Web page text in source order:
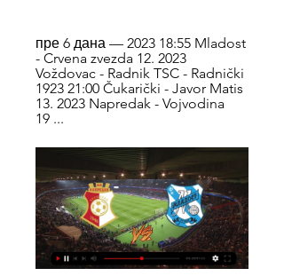
пре 6 дана — 2023 18:55 Mladost
- Crvena zvezda 12. 2023
Voždovac - Radnik TSC - Radnički
1923 21:00 Čukarički - Javor Matis
13. 2023 Napredak - Vojvodina
19 ...